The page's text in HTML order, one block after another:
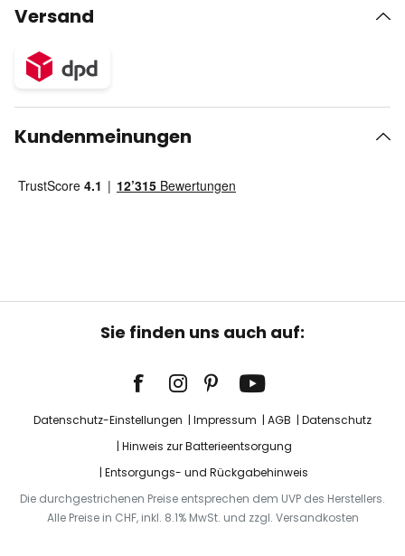
Versand
Kundenmeinungen
Sie finden uns auch auf:
Datenschutz-Einstellungen Impressum AGB
Datenschutz
Hinweis zur Batterieentsorgung
Entsorgungs- und Rückgabehinweis
Die durchgestrichenen Preise entsprechen dem UVP des Herstellers.
Alle Preise in CHF, inkl. 8.1% MwSt. und zzgl. Versandkosten